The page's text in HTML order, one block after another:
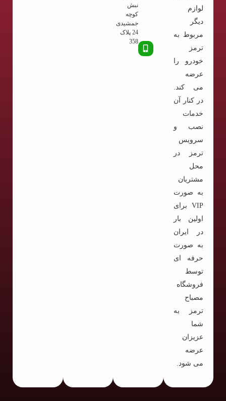
لوازم
دیگر
مربوط به
ترمز
خودرو را
عرضه
می کند.
در کنار آن
خدمات
نصب و
سرویس
ترمز در
محل
مشتریان
به صورت
VIP برای
اولین بار
در ایران
به صورت
حرفه ای
توسط
فروشگاه
مصباح
ترمز به
شما
عزیزان
عرضه
می شود.
نبش
کوچه
جمشیدی
24 پلاک
358